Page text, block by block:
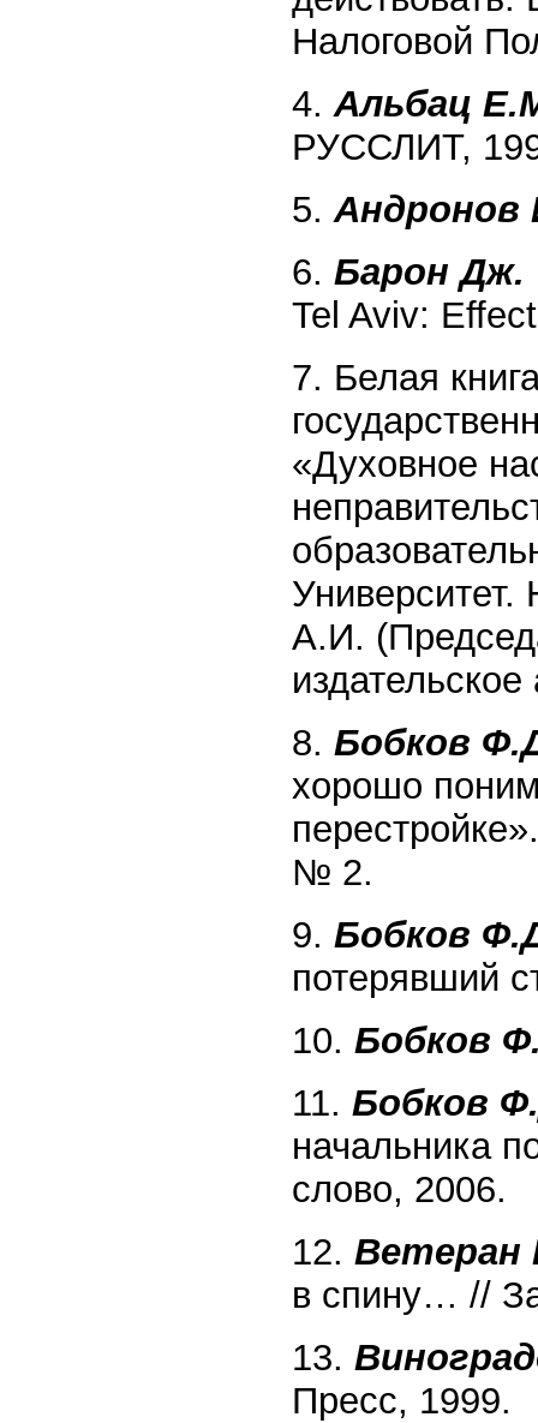
Налоговой
4.Альбац
РУССЛИТ,
5.Андронов
6. Барон Дж.
Tel Aviv:
7. Белая
«Духовное
А.И.
8. Бобков
хорошо
№ 2.
9. Бобков
потерявший
10. Бобков
11. Бобков
начальника
слово, 2006.
12. Ветеран
в спину… //
13.
Пресс, 1999.